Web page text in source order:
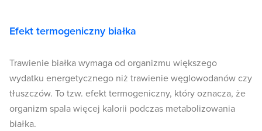
Efekt termogeniczny białka
Trawienie białka wymaga od organizmu większego
wydatku energetycznego niż trawienie węglowodanów czy
tłuszczów. To tzw. efekt termogeniczny, który oznacza, że
organizm spala więcej kalorii podczas metabolizowania
białka.